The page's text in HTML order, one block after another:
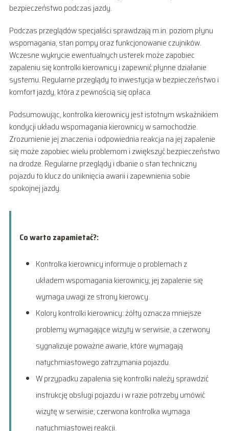
bezpieczeństwo podczas jazdy.
Podczas przeglądów specjaliści sprawdzają m.in. poziom płynu
wspomagania, stan pompy oraz funkcjonowanie czujników.
Wczesne wykrycie ewentualnych usterek może zapobiec
zapaleniu się kontrolki kierownicy i zapewnić płynne działanie
systemu. Regularne przeglądy to inwestycja w bezpieczeństwo i
komfort jazdy, która z pewnością się opłaca.
Podsumowując, kontrolka kierownicy jest istotnym wskaźnikiem
kondycji układu wspomagania kierownicy w samochodzie.
Zrozumienie jej znaczenia i odpowiednia reakcja na jej zapalenie
się może zapobiec wielu problemom i zwiększyć bezpieczeństwo
na drodze. Regularne przeglądy i dbanie o stan techniczny
pojazdu to klucz do uniknięcia awarii i zapewnienia sobie
spokojnej jazdy.
Co warto zapamietać?:
Kontrolka kierownicy informuje o problemach z
układem wspomagania kierownicy; jej zapalenie się
wymaga uwagi ze strony kierowcy.
Kolory kontrolki kierownicy: żółty oznacza mniejsze
problemy wymagające wizyty w serwisie, a czerwony
sygnalizuje poważne awarie, które wymagają
natychmiastowego zatrzymania pojazdu.
W przypadku zapalenia się kontrolki należy sprawdzić
instrukcję obsługi pojazdu i w razie potrzeby umówić
wizytę w serwisie; czerwona kontrolka wymaga
natychmiastowej reakcji.